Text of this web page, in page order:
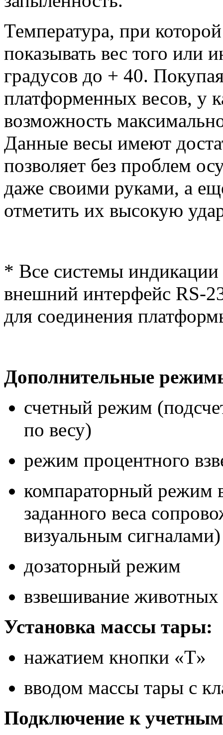
Температура, при
показывать вес того или
градусов до + 40.
платформенных весов, у
возможность
Данные весы имеют
позволяет без проблем
даже своими руками, а
отметить их высокую
* Все системы
внешний интерфейс RS-
для соединения
Дополнительные
счетный режим
по весу)
режим процентного
компараторный режим
заданного веса
визуальным сигналами)
дозаторный режим
взвешивание
Установка массы тары:
нажатием кнопки «T»
вводом массы тары с
Подключение к